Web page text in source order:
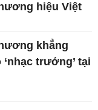
hiệu Việt
khẳng
trưởng’ tại